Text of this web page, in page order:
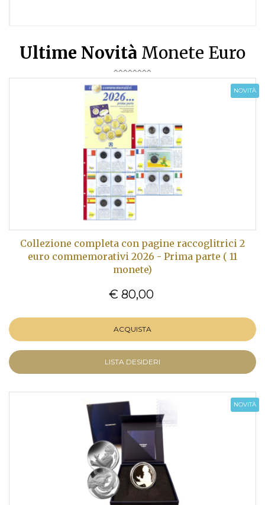
Ultime Novità Monete Euro
NOVITÀ
Collezione completa con pagine raccoglitrici 2
euro commemorativi 2026 - Prima parte ( 11
monete)
€ 80,00
ACQUISTA
LISTA DESIDERI
NOVITÀ